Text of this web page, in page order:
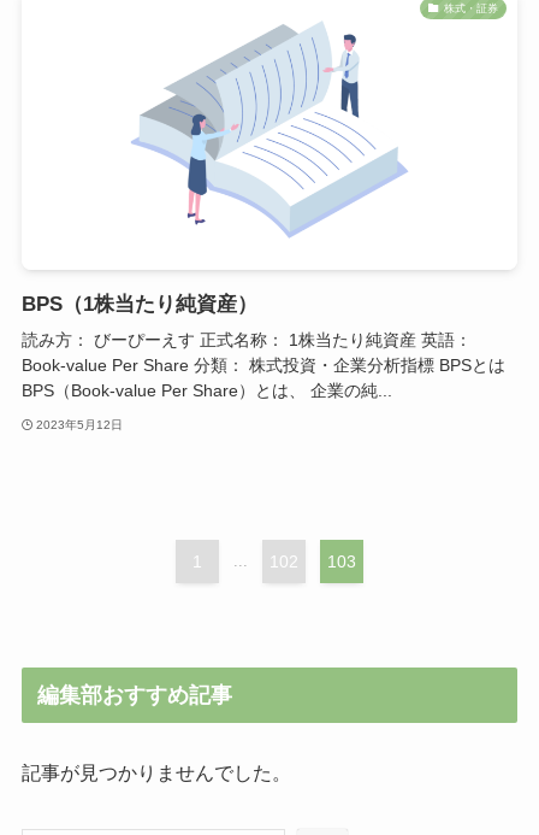
株式・証券
BPS（1株当たり純資産）
読み方： びーぴーえす 正式名称： 1株当たり純資産 英語：
Book-value Per Share 分類： 株式投資・企業分析指標 BPSとは
BPS（Book-value Per Share）とは、 企業の純...
2023年5月12日
1 102 103
編集部おすすめ記事
記事が見つかりませんでした。